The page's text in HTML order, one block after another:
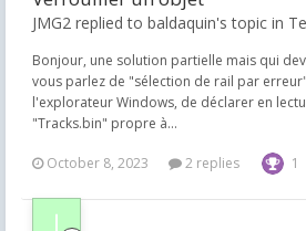
JMG2 replied to baldaquin's topic in
Bonjour, une solution partielle mais qui
vous parlez de "sélection de rail par
l'explorateur Windows, de déclarer en
"Tracks.bin" propre à...
October 8, 2023 2 replies 1